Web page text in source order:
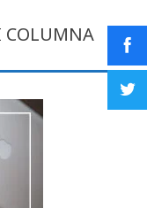
COLUMNA